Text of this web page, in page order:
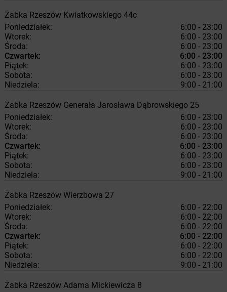
Żabka Rzeszów Kwiatkowskiego 44c
Poniedziałek:
6:00 - 23:00
Wtorek:
6:00 - 23:00
Środa:
6:00 - 23:00
Czwartek:
6:00 - 23:00
Piątek:
6:00 - 23:00
Sobota:
6:00 - 23:00
Niedziela:
9:00 - 21:00
Żabka Rzeszów Generała Jarosława Dąbrowskiego 25
Poniedziałek:
6:00 - 23:00
Wtorek:
6:00 - 23:00
Środa:
6:00 - 23:00
Czwartek:
6:00 - 23:00
Piątek:
6:00 - 23:00
Sobota:
6:00 - 23:00
Niedziela:
9:00 - 21:00
Żabka Rzeszów Wierzbowa 27
Poniedziałek:
6:00 - 22:00
Wtorek:
6:00 - 22:00
Środa:
6:00 - 22:00
Czwartek:
6:00 - 22:00
Piątek:
6:00 - 22:00
Sobota:
6:00 - 22:00
Niedziela:
9:00 - 21:00
Żabka Rzeszów Adama Mickiewicza 8